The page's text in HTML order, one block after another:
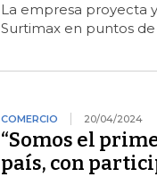
La empresa proyecta
Surtimax en puntos de
COMERCIO 20/04/2024
“Somos el
país, con